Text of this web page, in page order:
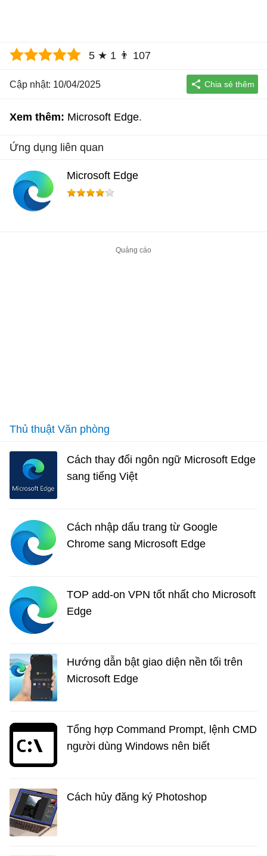
5 ★ 1 👨 107
Cập nhật: 10/04/2025
Xem thêm: Microsoft Edge
Ứng dụng liên quan
Microsoft Edge
Thủ thuật Văn phòng
Cách thay đổi ngôn ngữ Microsoft Edge
sang tiếng Việt
Cách nhập dấu trang từ Google
Chrome sang Microsoft Edge
TOP add-on VPN tốt nhất cho Microsoft
Edge
Hướng dẫn bật giao diện nền tối trên
Microsoft Edge
Tổng hợp Command Prompt, lệnh CMD
người dùng Windows nên biết
Cách hủy đăng ký Photoshop